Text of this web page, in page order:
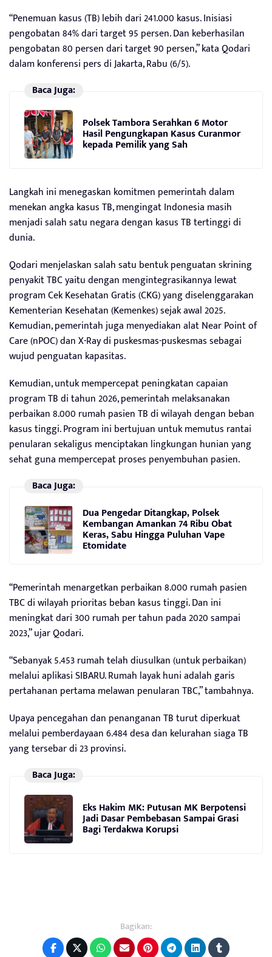
“Penemuan kasus (TB) lebih dari 241.000 kasus. Inisiasi
pengobatan 84% dari target 95 persen. Dan keberhasilan
pengobatan 80 persen dari target 90 persen,” kata Qodari
dalam konferensi pers di Jakarta, Rabu (6/5).
Baca Juga:
Polsek Tambora Serahkan 6 Motor
Hasil Pengungkapan Kasus Curanmor
kepada Pemilik yang Sah
Langkah ini menegaskan komitmen pemerintah dalam
menekan angka kasus TB, mengingat Indonesia masih
menjadi salah satu negara dengan kasus TB tertinggi di
dunia.
Qodari menjelaskan salah satu bentuk penguatan skrining
penyakit TBC yaitu dengan mengintegrasikannya lewat
program Cek Kesehatan Gratis (CKG) yang diselenggarakan
Kementerian Kesehatan (Kemenkes) sejak awal 2025.
Kemudian, pemerintah juga menyediakan alat Near Point of
Care (nPOC) dan X-Ray di puskesmas-puskesmas sebagai
wujud penguatan kapasitas.
Kemudian, untuk mempercepat peningkatan capaian
program TB di tahun 2026, pemerintah melaksanakan
perbaikan 8.000 rumah pasien TB di wilayah dengan beban
kasus tinggi. Program ini bertujuan untuk memutus rantai
penularan sekaligus menciptakan lingkungan hunian yang
sehat guna mempercepat proses penyembuhan pasien.
Baca Juga:
Dua Pengedar Ditangkap, Polsek
Kembangan Amankan 74 Ribu Obat
Keras, Sabu Hingga Puluhan Vape
Etomidate
“Pemerintah menargetkan perbaikan 8.000 rumah pasien
TBC di wilayah prioritas beban kasus tinggi. Dan ini
meningkat dari 300 rumah per tahun pada 2020 sampai
2023,” ujar Qodari.
“Sebanyak 5.453 rumah telah diusulkan (untuk perbaikan)
melalui aplikasi SIBARU. Rumah layak huni adalah garis
pertahanan pertama melawan penularan TBC,” tambahnya.
Upaya pencegahan dan penanganan TB turut diperkuat
melalui pemberdayaan 6.484 desa dan kelurahan siaga TB
yang tersebar di 23 provinsi.
Baca Juga:
Eks Hakim MK: Putusan MK Berpotensi
Jadi Dasar Pembebasan Sampai Grasi
Bagi Terdakwa Korupsi
Bagikan: